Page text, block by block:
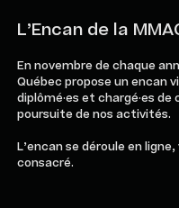
L’Encan de la
En novembre de chaque
Québec propose un encan
diplômé·es et chargé·es
poursuite de nos activités.
L’encan se déroule en
consacré.